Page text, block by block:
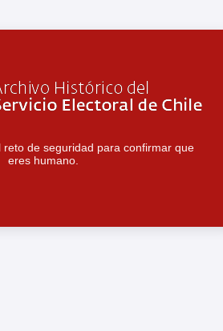
reto de seguridad para confirmar que
eres humano.